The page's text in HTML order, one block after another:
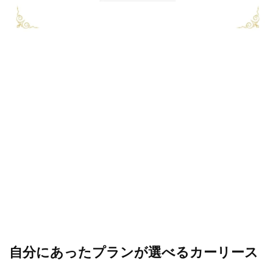
自分にあったプランが選べるカーリース